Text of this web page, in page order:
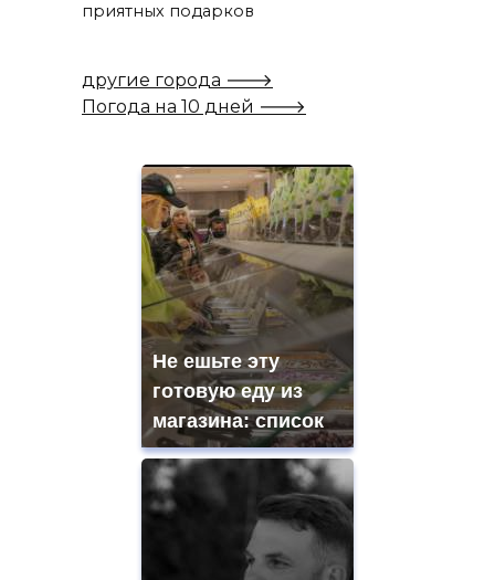
приятных подарков
другие города 🡒
Погода на 10 дней 🡒
Не ешьте эту
готовую еду из
магазина: список